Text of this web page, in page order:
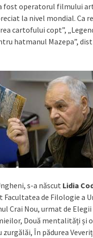
fost operatorul filmului
la nivel mondial.
cartofului copt”,
hatmanul Mazepa”,
s-a născut Lidia
Facultatea de Filologie a
Crai Nou, urmat de
Două mentalități și
În pădurea